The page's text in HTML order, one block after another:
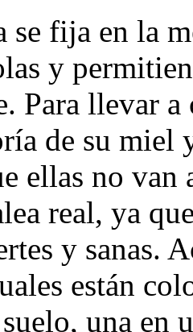
se fija en la
y
Para llevar a
de su miel
ellas no
real, ya
y sanas.
están
una en